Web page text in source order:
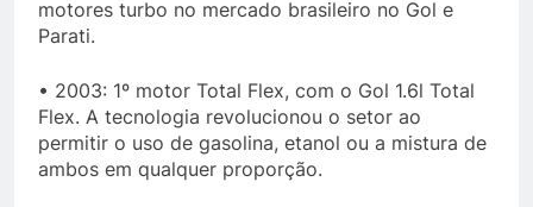
motores turbo no mercado brasileiro no Gol e
Parati.
• 2003: 1º motor Total Flex, com o Gol 1.6l Total
Flex. A tecnologia revolucionou o setor ao
permitir o uso de gasolina, etanol ou a mistura de
ambos em qualquer proporção.